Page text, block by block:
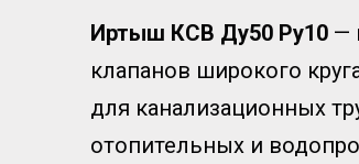
Иртыш КСВ Ду50 Ру10 —
клапанов широкого
для канализационных
отопительных и